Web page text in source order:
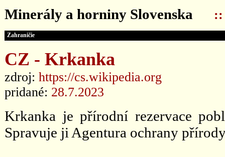
Minerály a horniny Slovenska ::
Zahraničie
CZ - Krkanka
zdroj: https://cs.wikipedia.org
pridané: 28.7.2023
Krkanka je přírodní rezervace
Spravuje ji Agentura ochrany